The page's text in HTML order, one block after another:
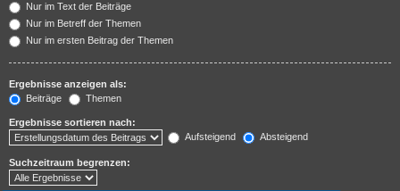
Nur im Text der Beiträge
Nur im Betreff der Themen
Nur im ersten Beitrag der Themen
Ergebnisse anzeigen als:
Beiträge
Themen
Ergebnisse sortieren nach:
Aufsteigend
Absteigend
Suchzeitraum begrenzen: